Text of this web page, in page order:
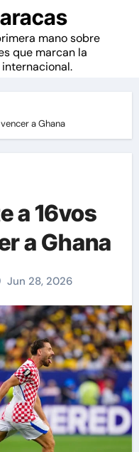
mano sobre
que marcan la
a Ghana
a 16vos
a Ghana
Jun 28, 2026